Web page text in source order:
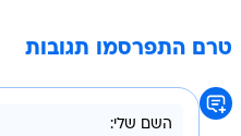
טרם התפרסמו תגובות